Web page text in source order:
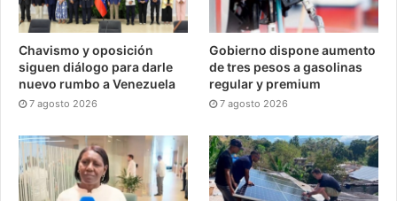
Chavismo y oposición
siguen diálogo para darle
nuevo rumbo a Venezuela
7 agosto 2026
Gobierno dispone aumento
de tres pesos a gasolinas
regular y premium
7 agosto 2026